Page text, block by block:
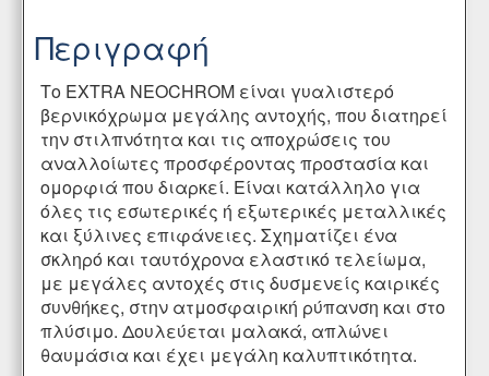
Περιγραφή
Το EXTRA NEOCHROM είναι γυαλιστερό
βερνικόχρωμα μεγάλης αντοχής, που διατηρεί
την στιλπνότητα και τις αποχρώσεις του
αναλλοίωτες προσφέροντας προστασία και
ομορφιά που διαρκεί. Είναι κατάλληλο για
όλες τις εσωτερικές ή εξωτερικές μεταλλικές
και ξύλινες επιφάνειες. Σχηματίζει ένα
σκληρό και ταυτόχρονα ελαστικό τελείωμα,
με μεγάλες αντοχές στις δυσμενείς καιρικές
συνθήκες, στην ατμοσφαιρική ρύπανση και στο
πλύσιμο. Δουλεύεται μαλακά, απλώνει
θαυμάσια και έχει μεγάλη καλυπτικότητα.